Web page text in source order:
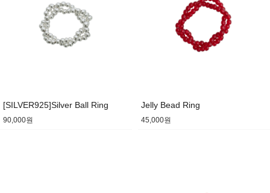
[SILVER925]Silver Ball Ring
90,000원
Jelly Bead Ring
45,000원